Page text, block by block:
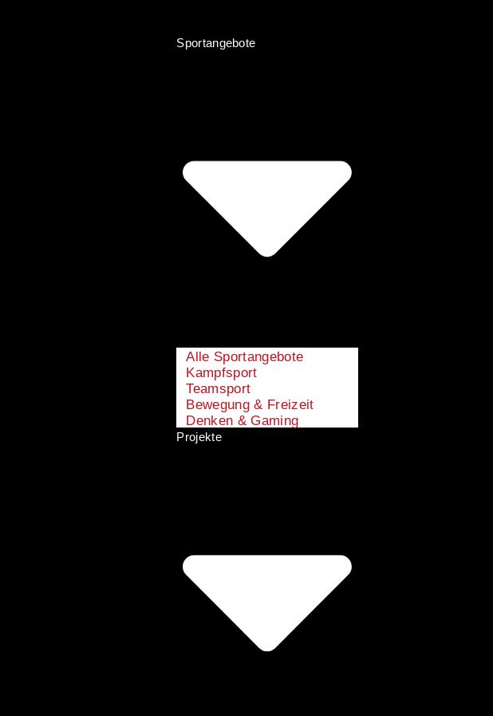
Sportangebote
Alle Sportangebote
Kampfsport
Teamsport
Bewegung & Freizeit
Denken & Gaming
Projekte